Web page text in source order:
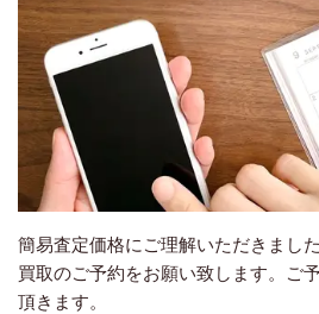
簡易査定価格にご理解いただきまし
買取のご予約をお願い致します。ご
頂きます。